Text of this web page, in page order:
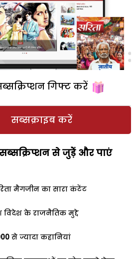
गिफ्ट करें
सब्सक्राइब करें
से जुड़ेें और पाएं
मैगजीन का सारा कंटेंट
विदेश के राजनैतिक मुद्दे
से ज्यादा कहानियां